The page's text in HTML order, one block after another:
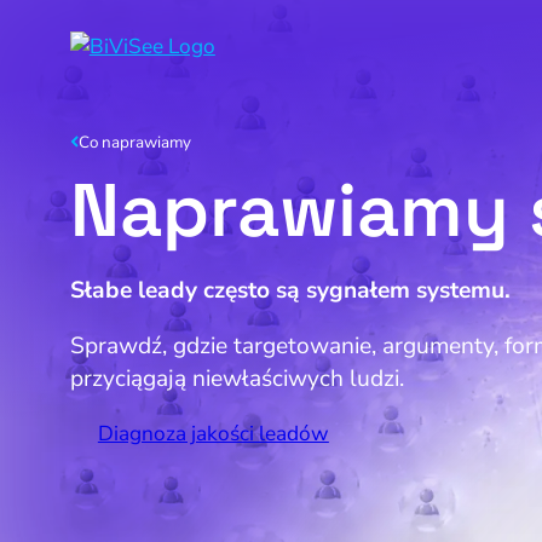
Napraw
Napraw
Co naprawiamy
Naprawiamy
Słabe leady często są sygnałem systemu.
Sprawdź, gdzie targetowanie, argumenty,
przyciągają niewłaściwych ludzi.
Diagnoza jakości leadów